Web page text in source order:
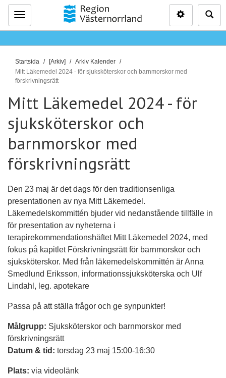
Meny
D
u
ä
r
h
ä
r
:
Startsida [Arkiv]
Arkiv Kalender
Mitt Läkemedel 2024 - för sjuksköterskor och barnmorskor med
förskrivningsrätt
Mitt Läkemedel 2024 - för
sjuksköterskor och
barnmorskor med
förskrivningsrätt
Den 23 maj är det dags för den traditionsenliga
presentationen av nya Mitt Läkemedel.
Läkemedelskommittén bjuder vid nedanstående tillfälle in
för presentation av nyheterna i
terapirekommendationshäftet Mitt Läkemedel 2024, med
fokus på kapitlet Förskrivningsrätt för barnmorskor och
sjuksköterskor. Med från läkemedelskommittén är Anna
Smedlund Eriksson, informationssjuksköterska och Ulf
Lindahl, leg. apotekare
Passa på att ställa frågor och ge synpunkter!
Målgrupp: Sjuksköterskor och barnmorskor med
förskrivningsrätt
Datum & tid: torsdag 23 maj 15:00-16:30
Plats: via videolänk